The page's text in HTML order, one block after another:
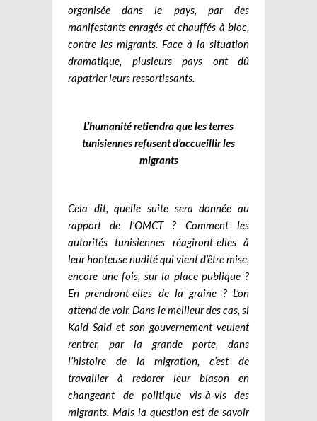
organisée dans le pays, par des
manifestants enragés et chauffés à bloc,
contre les migrants. Face à la situation
dramatique, plusieurs pays ont dû
rapatrier leurs ressortissants.
L’humanité retiendra que les terres
tunisiennes refusent d’accueillir les
migrants
Cela dit, quelle suite sera donnée au
rapport de l’OMCT ? Comment les
autorités tunisiennes réagiront-elles à
leur honteuse nudité qui vient d’être mise,
encore une fois, sur la place publique ?
En prendront-elles de la graine ? L’on
attend de voir. Dans le meilleur des cas, si
Kaid Said et son gouvernement veulent
rentrer, par la grande porte, dans
l’histoire de la migration, c’est de
travailler à redorer leur blason en
changeant de politique vis-à-vis des
migrants. Mais la question est de savoir